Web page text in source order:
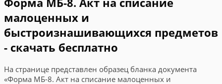
малоценных и
быстроизнашивающихся предметов
- скачать бесплатно
На странице представлен образец бланка документа
«Форма МБ-8. Акт на списание малоценных и